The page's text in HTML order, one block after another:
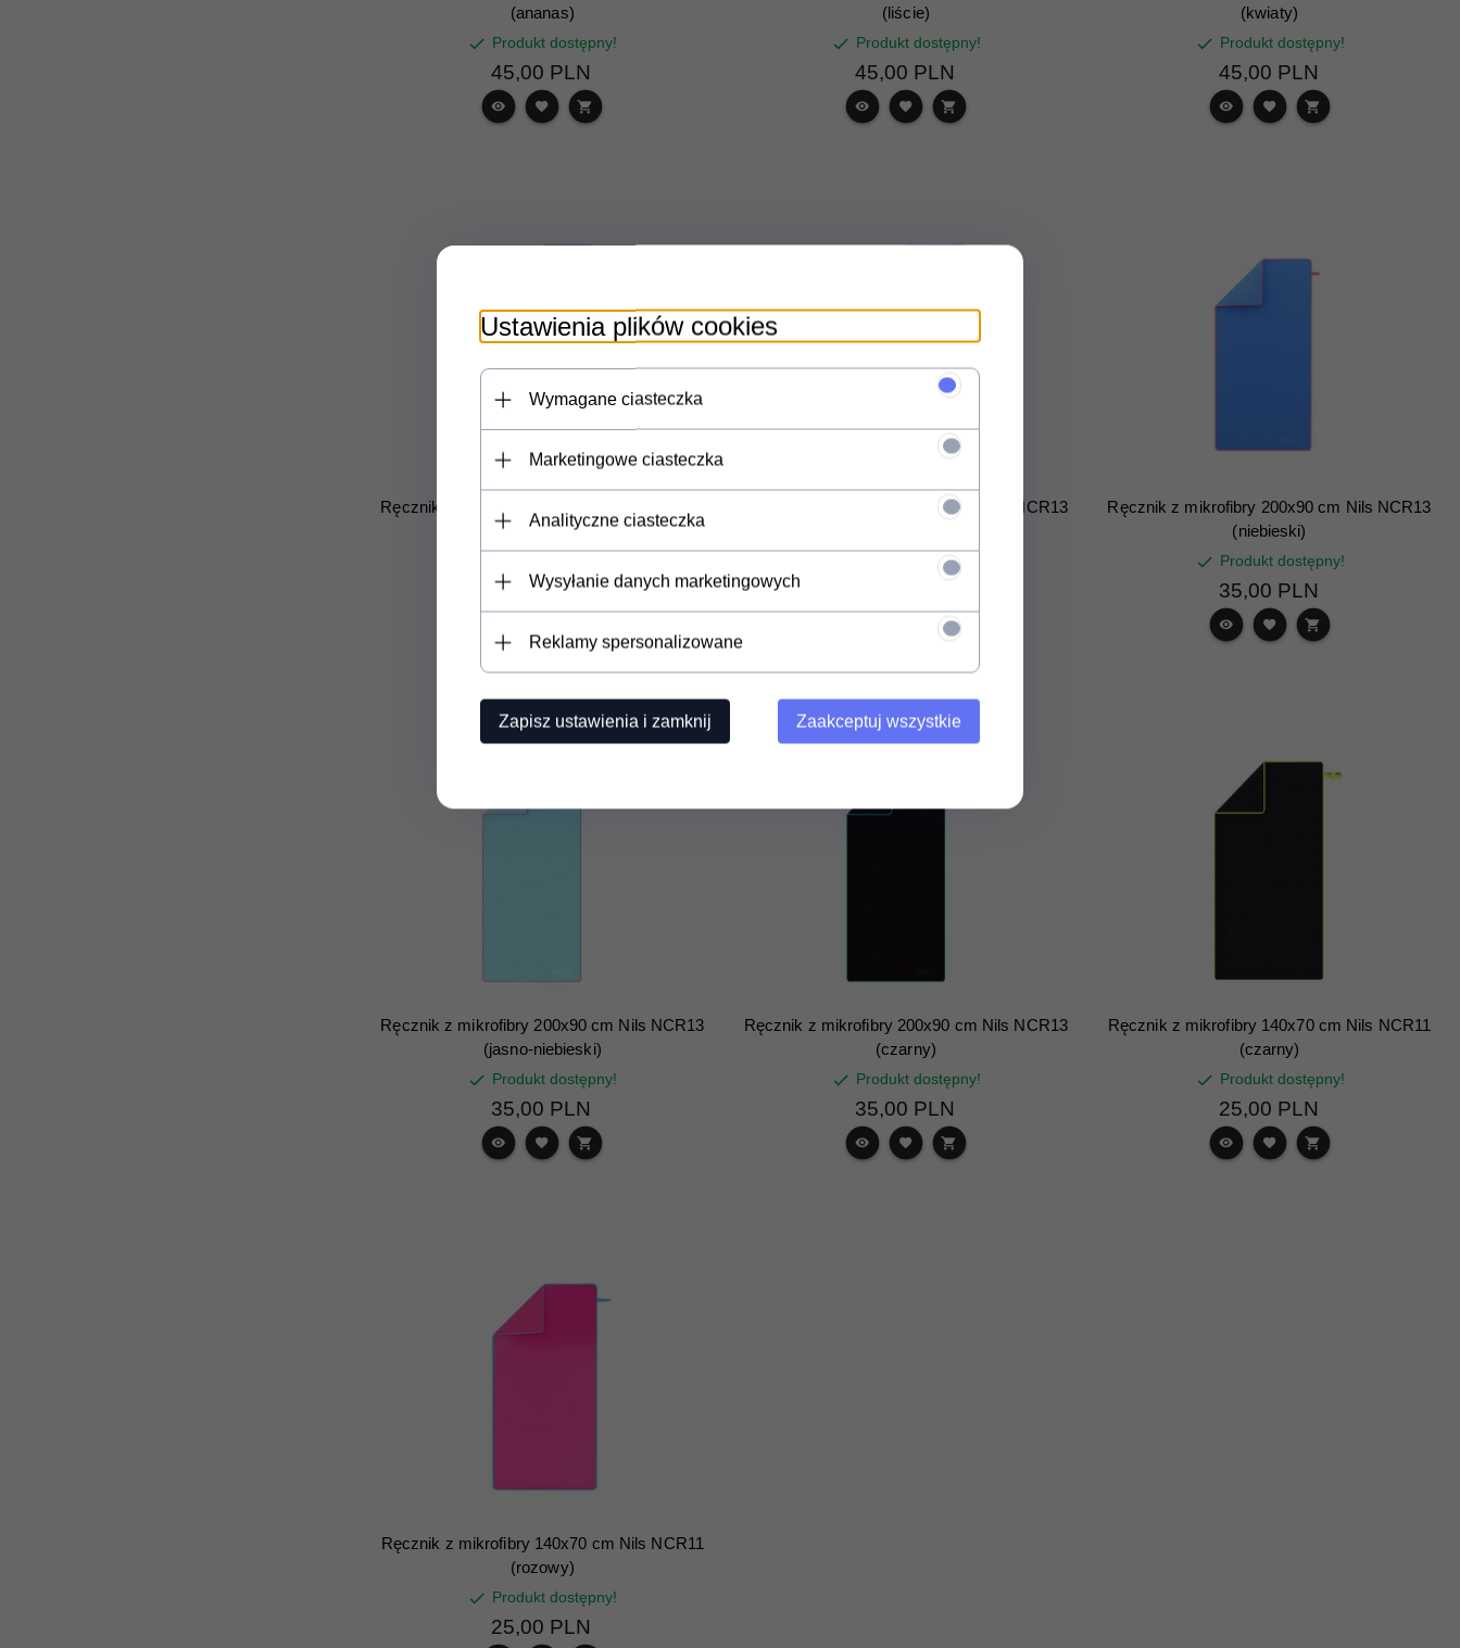
(ananas)
Produkt dostępny!
45,00 PLN
(liście)
Produkt dostępny!
45,00 PLN
(kwiaty)
Produkt dostępny!
45,00 PLN
Ręcznik z mikrofibry 160x80 cm Nils NCR14
(flamingi)
45, 00 PLN
Ręcznik z mikrofibry 200x90 cm Nils NCR13
Produkt dostępny!
Ręcznik z mikrofibry 200x90 cm Nils NCR13
(niebieski)
Produkt dostępny!
35,00 PLN
Ręcznik z mikrofibry 200x90 cm Nils NCR13
(jasno-niebieski)
Produkt dostępny!
35,00 PLN
Ręcznik z mikrofibry 200x90 cm Nils NCR13
(czarny)
Produkt dostępny!
35,00 PLN
Ręcznik z mikrofibry 140x70 cm Nils NCR11
(czarny)
Produkt dostępny!
25,00 PLN
Ręcznik z mikrofibry 140x70 cm Nils NCR11
(rozowy)
Produkt dostępny!
25,00 PLN
Ustawienia plików cookies
Wymagane ciasteczka
Marketingowe ciasteczka
Analityczne ciasteczka
Wysyłanie danych marketingowych
Reklamy spersonalizowane
Zapisz ustawienia i zamknij Zaakceptuj wszystkie